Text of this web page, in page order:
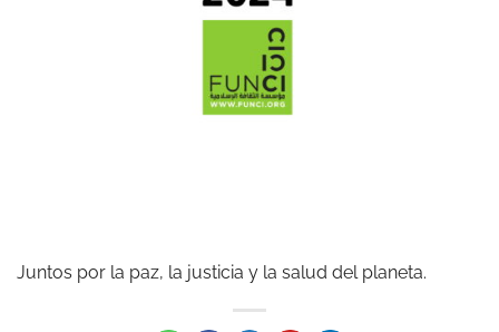
Juntos por la paz, la justicia y la salud del planeta.